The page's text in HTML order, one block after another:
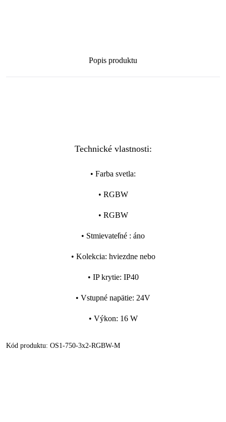
Popis produktu
Technické vlastnosti:
• Farba svetla:
• RGBW
• RGBW
• Stmievateľné : áno
• Kolekcia: hviezdne nebo
• IP krytie: IP40
• Vstupné napätie: 24V
• Výkon: 16 W
Kód produktu: OS1-750-3x2-RGBW-M